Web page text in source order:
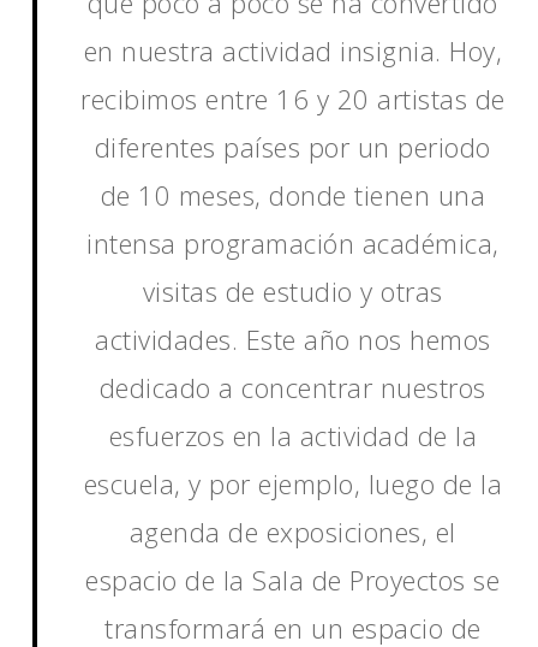
en nuestra actividad insignia. Hoy,
recibimos entre 16 y 20 artistas de
diferentes países por un periodo
de 10 meses, donde tienen una
intensa programación académica,
visitas de estudio y otras
actividades. Este año nos hemos
dedicado a concentrar nuestros
esfuerzos en la actividad de la
escuela, y por ejemplo, luego de la
agenda de exposiciones, el
espacio de la Sala de Proyectos se
transformará en un espacio de